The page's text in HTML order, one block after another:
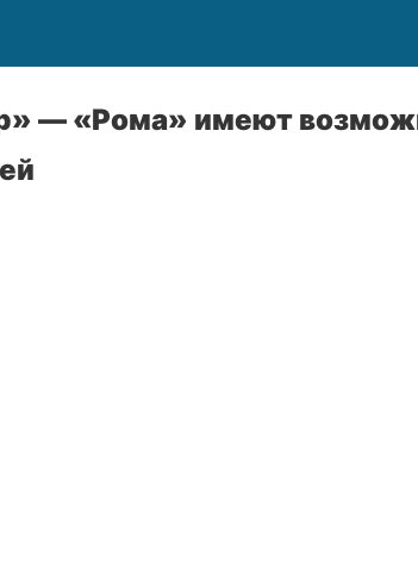
— «Рома» имеют